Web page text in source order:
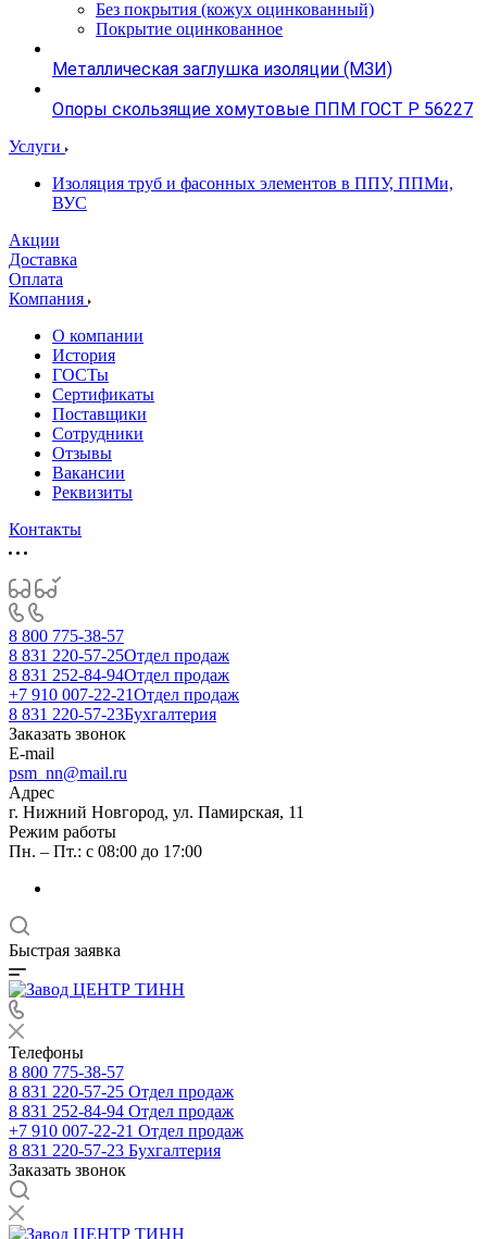
Без покрытия (кожух оцинкованный)
Покрытие оцинкованное
Металлическая заглушка изоляции (МЗИ)
Опоры скользящие хомутовые ППМ ГОСТ Р 56227
Услуги
Изоляция труб и фасонных элементов в ППУ, ППМи,
ВУС
Акции
Доставка
Оплата
Компания
О компании
История
ГОСТы
Сертификаты
Поставщики
Сотрудники
Отзывы
Вакансии
Реквизиты
Контакты
8 800 775-38-57
8 831 220-57-25Отдел продаж
8 831 252-84-94Отдел продаж
+7 910 007-22-21Отдел продаж
8 831 220-57-23Бухгалтерия
Заказать звонок
E-mail
psm_nn@mail.ru
Адрес
г. Нижний Новгород, ул. Памирская, 11
Режим работы
Пн. – Пт.: с 08:00 до 17:00
Быстрая заявка
Телефоны
8 800 775-38-57
8 831 220-57-25 Отдел продаж
8 831 252-84-94 Отдел продаж
+7 910 007-22-21 Отдел продаж
8 831 220-57-23 Бухгалтерия
Заказать звонок